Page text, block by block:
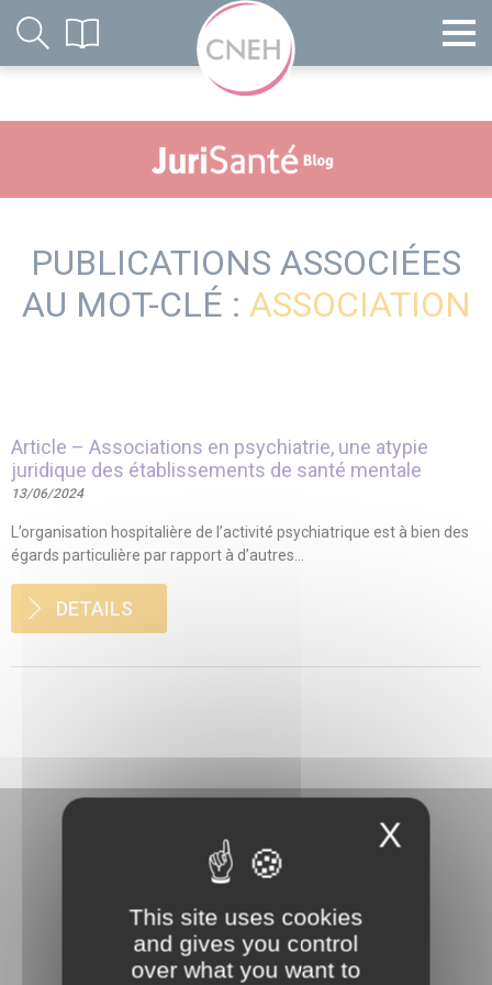
PUBLICATIONS ASSOCIÉES
AU MOT-CLÉ : ASSOCIATION
Article – Associations en psychiatrie, une atypie
juridique des établissements de santé mentale
13/06/2024
L’organisation hospitalière de l’activité psychiatrique est à bien des
égards particulière par rapport à d’autres...
DETAILS
3 rue Danton
92240 Malakoff
X
This site uses cookies
and gives you control
over what you want to